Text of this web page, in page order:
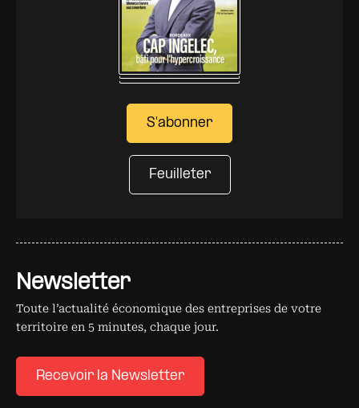
Newsletter
Toute l’actualité économique des entreprises de votre
territoire en 5 minutes, chaque jour.
Recevoir la Newsletter
S'abonner
Feuilleter